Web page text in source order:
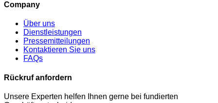
Company
Über uns
Dienstleistungen
Pressemitteilungen
Kontaktieren Sie uns
FAQs
Rückruf anfordern
Unsere Experten helfen Ihnen gerne bei fundierten